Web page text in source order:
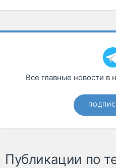
Все главные новости в
Публикации по